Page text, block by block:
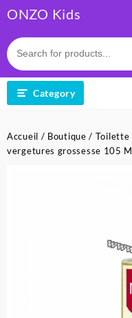
to
content
ONZO Kids
Category
Accueil / Boutique / Toilette
vergetures grossesse 105